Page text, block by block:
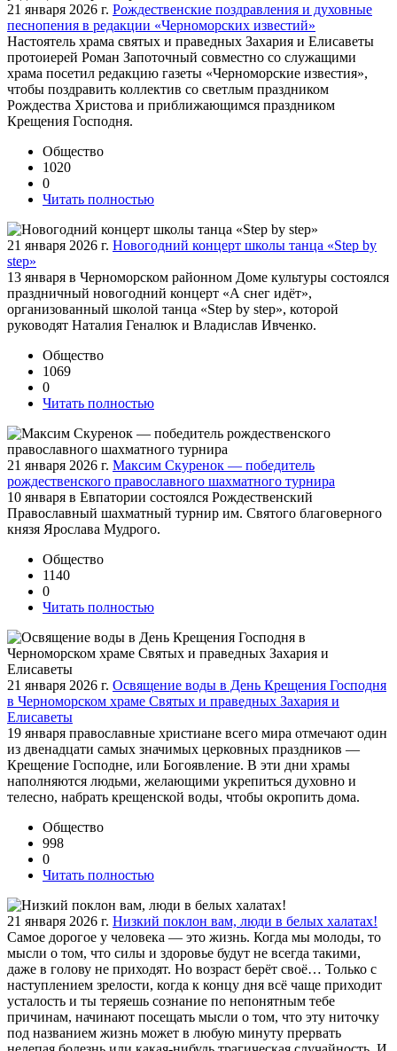
21 января 2026 г. Рождественские поздравления и духовные
песнопения в редакции «Черноморских известий»
Настоятель храма святых и праведных Захария и Елисаветы
протоиерей Роман Запоточный совместно со служащими
храма посетил редакцию газеты «Черноморские известия»,
чтобы поздравить коллектив со светлым праздником
Рождества Христова и приближающимся праздником
Крещения Господня.
Общество
1020
0
Читать полностью
21 января 2026 г. Новогодний концерт школы танца «Step by
step»
13 января в Черноморском районном Доме культуры состоялся
праздничный новогодний концерт «А снег идёт»,
организованный школой танца «Step by step», которой
руководят Наталия Геналюк и Владислав Ивченко.
Общество
1069
0
Читать полностью
21 января 2026 г. Максим Скуренок — победитель
рождественского православного шахматного турнира
10 января в Евпатории состоялся Рождественский
Православный шахматный турнир им. Святого благоверного
князя Ярослава Мудрого.
Общество
1140
0
Читать полностью
21 января 2026 г. Освящение воды в День Крещения Господня
в Черноморском храме Святых и праведных Захария и
Елисаветы
19 января православные христиане всего мира отмечают один
из двенадцати самых значимых церковных праздников —
Крещение Господне, или Богоявление. В эти дни храмы
наполняются людьми, желающими укрепиться духовно и
телесно, набрать крещенской воды, чтобы окропить дома.
Общество
998
0
Читать полностью
21 января 2026 г. Низкий поклон вам, люди в белых халатах!
Самое дорогое у человека — это жизнь. Когда мы молоды, то
мысли о том, что силы и здоровье будут не всегда такими,
даже в голову не приходят. Но возраст берёт своё… Только с
наступлением зрелости, когда к концу дня всё чаще приходит
усталость и ты теряешь сознание по непонятным тебе
причинам, начинают посещать мысли о том, что эту ниточку
под названием жизнь может в любую минуту прервать